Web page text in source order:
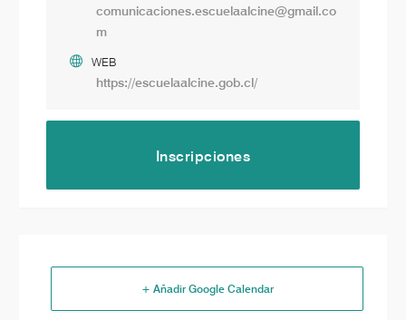
comunicaciones.escuelaalcine@gmail.co
m
WEB
https://escuelaalcine.gob.cl/
Inscripciones
+ Añadir Google Calendar